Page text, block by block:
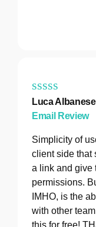
Luca Albanese
Email Review
Simplicity of
client side that
a link and give
permissions.
IMHO, is the
with other
this for free!